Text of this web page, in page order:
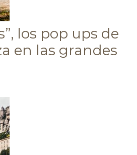
los pop ups de
en las grandes